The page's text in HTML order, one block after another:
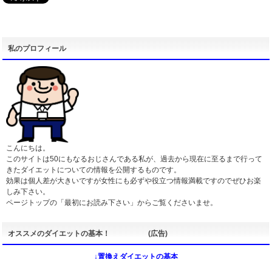
私のプロフィール
こんにちは。
このサイトは50にもなるおじさんである私が、過去から現在に至るまで行って
きたダイエットについての情報を公開するものです。
効果は個人差が大きいですが女性にも必ずや役立つ情報満載ですのでぜひお楽
しみ下さい。
ページトップの「最初にお読み下さい」からご覧くださいませ。
オススメのダイエットの基本！ (広告)
↓置換えダイエットの基本